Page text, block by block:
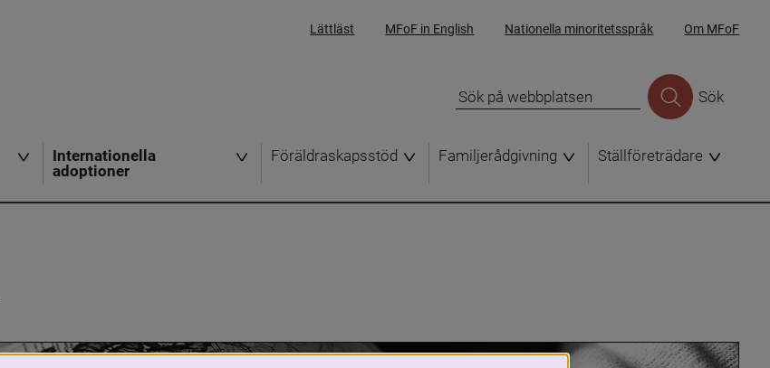
Lättläst MFoF in English Nationella minoritetsspråk Om MFoF
Sök
Internationella
adoptioner
Föräldraskapsstöd Familjerådgivning Ställföreträdare